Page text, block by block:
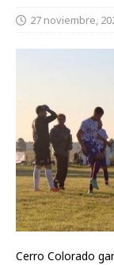
27 noviembre,
Cerro Colorado